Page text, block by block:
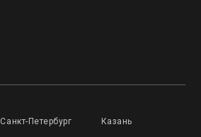
Санкт-Петербург Казань